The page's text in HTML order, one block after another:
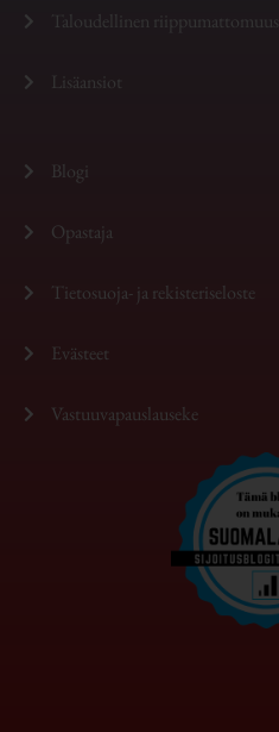
Taloudellinen riippumattomuus
Lisäansiot
Blogi
Opastaja
Tietosuoja- ja rekisteriseloste
Evästeet
Vastuuvapauslauseke